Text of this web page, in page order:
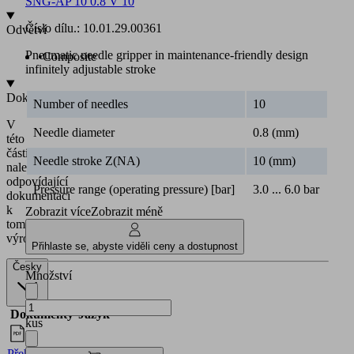
Odvětví
•Composite
Dokumentace
V
této
části
naleznete
odpovídající
dokumentaci
k
tomuto
výrobku.
Česky
Dokumenty Jazyk
Číslo dílu.: 10.01.29.00361
Pneumatic needle gripper in maintenance-friendly design
infinitely adjustable stroke
Number of needles 10
Needle diameter 0.8 (mm)
Needle stroke Z(NA) 10 (mm)
Pressure range (operating pressure) [bar]
3.0 ... 6.0 bar
Zobrazit víceZobrazit méně
Přihlaste se, abyste viděli ceny a dostupnost
Množství
kus